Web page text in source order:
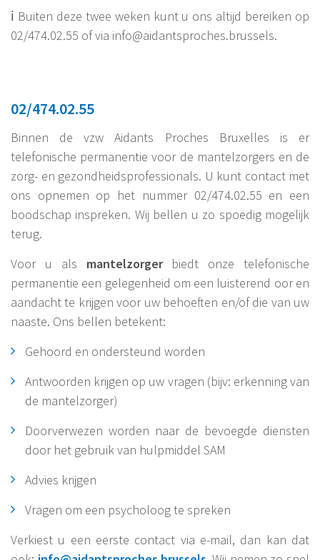
ℹ Buiten deze twee weken kunt u ons altijd bereiken op
02/474.02.55 of via info@aidantsproches.brussels.
02/474.02.55
Binnen de vzw Aidants Proches Bruxelles is er
telefonische permanentie voor de mantelzorgers en de
zorg- en gezondheidsprofessionals. U kunt contact met
ons opnemen op het nummer 02/474.02.55 en een
boodschap inspreken. Wij bellen u zo spoedig mogelijk
terug.
Voor u als mantelzorgerbiedt onze telefonische
permanentie een gelegenheid om een luisterend oor en
aandacht te krijgen voor uw behoeften en/of die van uw
naaste. Ons bellen betekent:
Gehoord en ondersteund worden
Antwoorden krijgen op uw vragen (bijv: erkenning van
de mantelzorger)
Doorverwezen worden naar de bevoegde diensten
door het gebruik van hulpmiddel SAM
Advies krijgen
Vragen om een psycholoog te spreken
Verkiest u een eerste contact via e-mail, dan kan dat